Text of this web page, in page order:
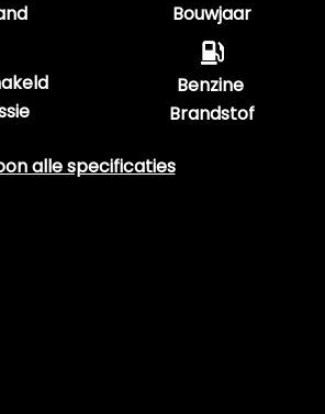
Bouwjaar
Benzine
Brandstof
alle specificaties